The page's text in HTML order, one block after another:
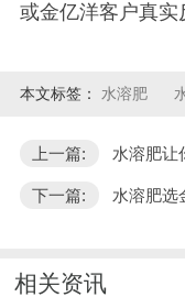
或金亿洋客户真实
本文标签： 水溶肥
上一篇: 水溶肥让
下一篇: 水溶肥选
相关资讯